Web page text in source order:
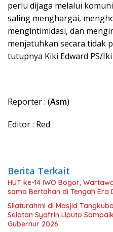
perlu dijaga melalui
saling menghargai,
mengintimidasi, dan
menjatuhkan secara tidak
tutupnya Kiki Edward PS/
Reporter : (Asm)
Editor : Red
Berita Terkait
HUT ke-14 IWO Bogor,
sama Bertahan di Tengah Era
Silaturahmi di Masjid
Selatan Syafrin Liputo
Gubernur 2026